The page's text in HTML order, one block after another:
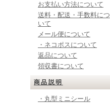
お支払い方法について
送料・配送・手数料につ
いて
メール便について
・ネコポスについて
返品について
領収書について
商品説明
・丸型ミニシール